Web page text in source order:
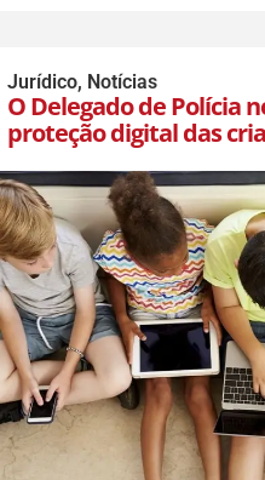
Jurídico, Notícias
O Delegado de Polícia
proteção digital das